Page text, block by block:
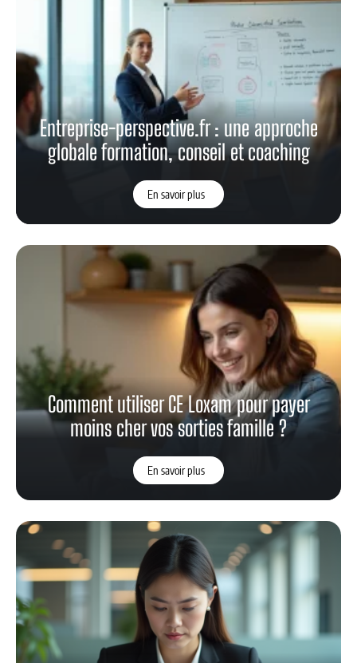
Entreprise-perspective.fr : une approche
globale formation, conseil et coaching
En savoir plus
Comment utiliser CE Loxam pour payer
moins cher vos sorties famille ?
En savoir plus